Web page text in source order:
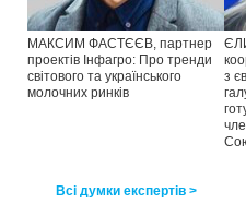
МАКСИМ ФАСТЄЄВ, партнер
проектів Інфагро: Про тренди
світового та українського
молочних ринків
з
Всі думки експертів >